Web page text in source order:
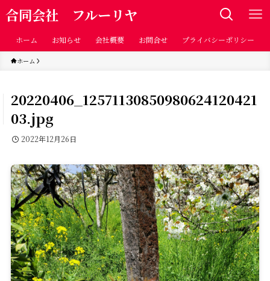
合同会社 フルーリヤ
ホーム お知らせ 会社概要 お問合せ プライバシーポリシー
ホーム
20220406_12571130850980624120421
03.jpg
2022年12月26日